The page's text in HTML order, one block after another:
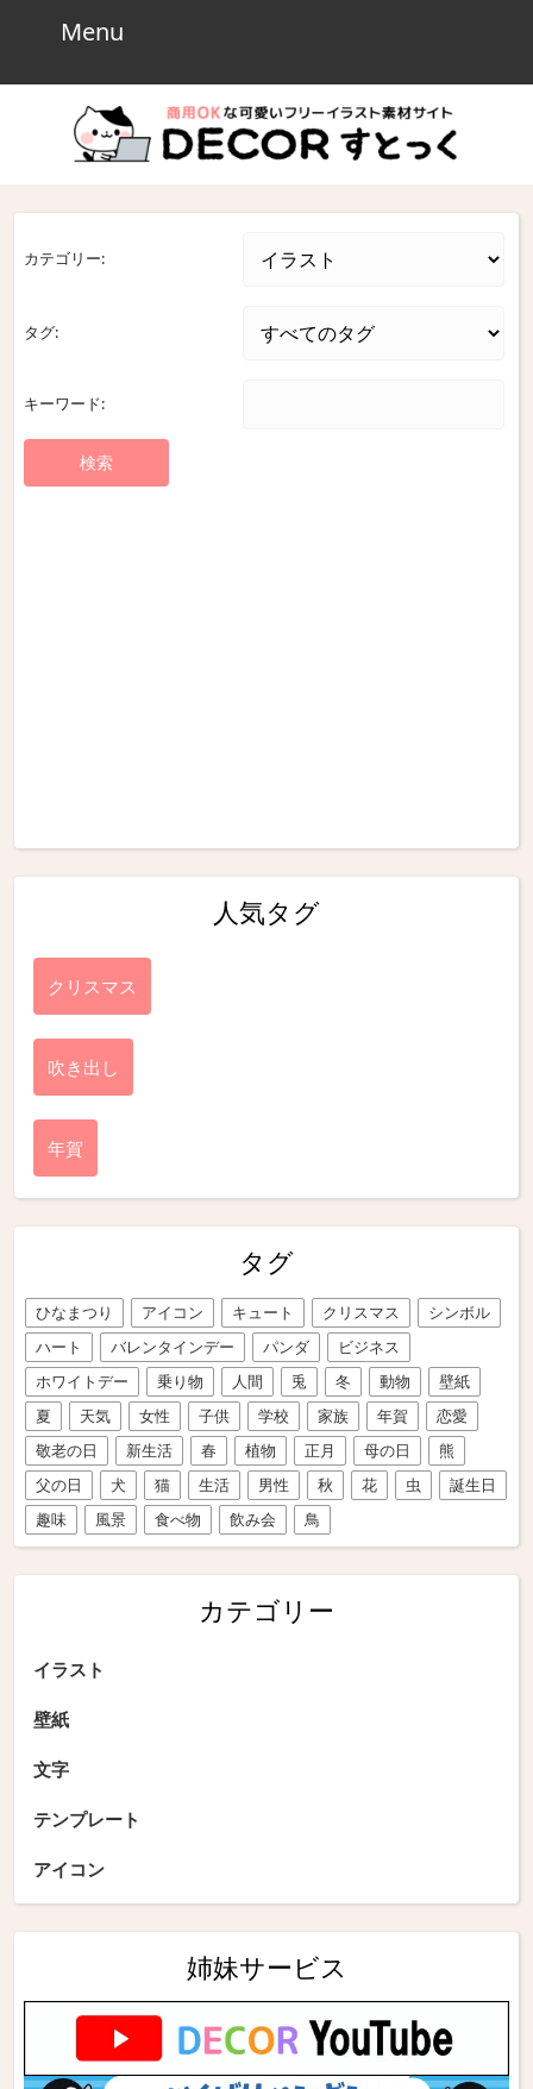
Menu
カテゴリー:
タグ:
キーワード:
人気タグ
クリスマス
吹き出し
年賀
タグ
ひなまつり アイコン キュート クリスマス
シンボル
ハート
バレンタインデー パンダ
ビジネス
ホワイトデー
乗り物 人間 兎 冬 動物
壁紙
夏
天気 女性 子供 学校 家族 年賀
恋愛
敬老の日
新生活 春 植物 正月 母の日
熊
父の日
犬 猫 生活 男性 秋 花 虫
誕生日
趣味
風景 食べ物 飲み会 鳥
カテゴリー
イラスト
壁紙
文字
テンプレート
アイコン
姉妹サービス